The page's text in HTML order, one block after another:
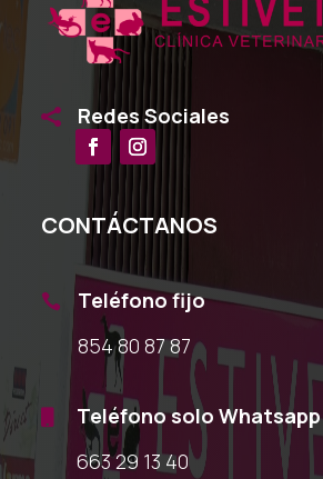
 Redes Sociales
CONTÁCTANOS

Teléfono fijo
854 80 87 87
Teléfono solo Whatsapp
663 29 13 40